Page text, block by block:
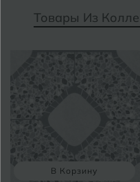
Товары Из
В Корзину